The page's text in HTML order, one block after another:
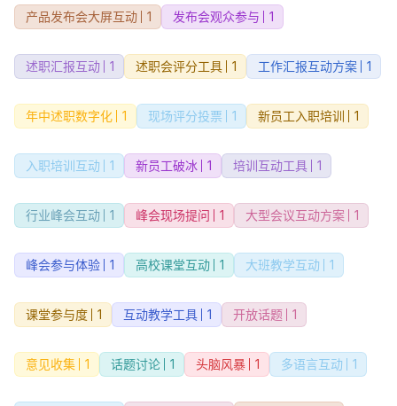
产品发布会大屏互动 1 发布会观众参与 1
述职汇报互动 1 述职会评分工具 1 工作汇报互动方案 1
年中述职数字化 1 现场评分投票 1 新员工入职培训 1
入职培训互动 1 新员工破冰 1 培训互动工具 1
行业峰会互动 1 峰会现场提问 1 大型会议互动方案 1
峰会参与体验 1 高校课堂互动 1 大班教学互动 1
课堂参与度 1 互动教学工具 1 开放话题 1
意见收集 1 话题讨论 1 头脑风暴 1 多语言互动 1